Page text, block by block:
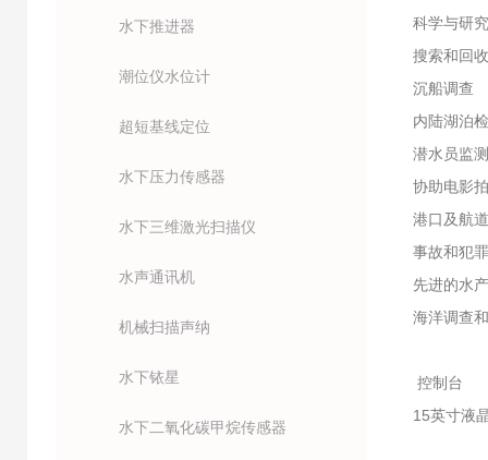
水下推进器
潮位仪水位计
超短基线定位
水下压力传感器
水下三维激光扫描仪
水声通讯机
机械扫描声纳
水下铱星
水下二氧化碳甲烷传感器
科学与研究
搜索和回收
沉船调查
内陆湖泊
潜水员监测
协助电影
港口及航
事故和犯
先进的水
海洋调查
控制台
15英寸液